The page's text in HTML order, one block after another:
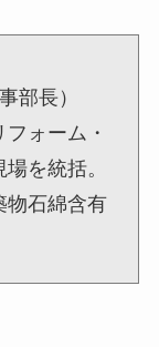
部長）
ォーム・
を統括。
物石綿含有